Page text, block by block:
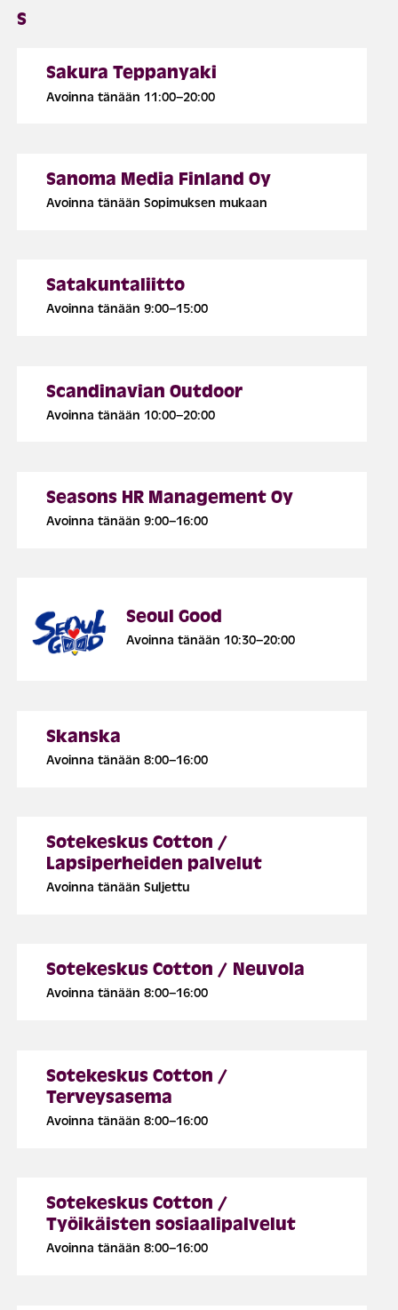
S
Sakura Teppanyaki
Avoinna tänään 11:00–20:00
Sanoma Media Finland Oy
Avoinna tänään Sopimuksen mukaan
Satakuntaliitto
Avoinna tänään 9:00–15:00
Scandinavian Outdoor
Avoinna tänään 10:00–20:00
Seasons HR Management Oy
Avoinna tänään 9:00–16:00
Seoul Good
Avoinna tänään 10:30–20:00
Skanska
Avoinna tänään 8:00–16:00
Sotekeskus Cotton /
Lapsiperheiden palvelut
Avoinna tänään Suljettu
Sotekeskus Cotton / Neuvola
Avoinna tänään 8:00–16:00
Sotekeskus Cotton /
Terveysasema
Avoinna tänään 8:00–16:00
Sotekeskus Cotton /
Työikäisten sosiaalipalvelut
Avoinna tänään 8:00–16:00